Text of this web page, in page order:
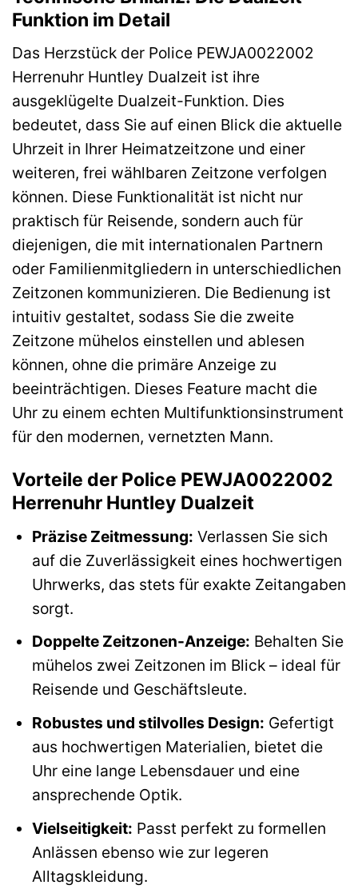
Funktion im Detail
Das Herzstück der Police PEWJA0022002
Herrenuhr Huntley Dualzeit ist ihre
ausgeklügelte Dualzeit-Funktion. Dies
bedeutet, dass Sie auf einen Blick die aktuelle
Uhrzeit in Ihrer Heimatzeitzone und einer
weiteren, frei wählbaren Zeitzone verfolgen
können. Diese Funktionalität ist nicht nur
praktisch für Reisende, sondern auch für
diejenigen, die mit internationalen Partnern
oder Familienmitgliedern in unterschiedlichen
Zeitzonen kommunizieren. Die Bedienung ist
intuitiv gestaltet, sodass Sie die zweite
Zeitzone mühelos einstellen und ablesen
können, ohne die primäre Anzeige zu
beeinträchtigen. Dieses Feature macht die
Uhr zu einem echten Multifunktionsinstrument
für den modernen, vernetzten Mann.
Vorteile der Police PEWJA0022002
Herrenuhr Huntley Dualzeit
Präzise Zeitmessung: Verlassen Sie sich
auf die Zuverlässigkeit eines hochwertigen
Uhrwerks, das stets für exakte Zeitangaben
sorgt.
Doppelte Zeitzonen-Anzeige: Behalten Sie
mühelos zwei Zeitzonen im Blick – ideal für
Reisende und Geschäftsleute.
Robustes und stilvolles Design: Gefertigt
aus hochwertigen Materialien, bietet die
Uhr eine lange Lebensdauer und eine
ansprechende Optik.
Vielseitigkeit: Passt perfekt zu formellen
Anlässen ebenso wie zur legeren
Alltagskleidung.